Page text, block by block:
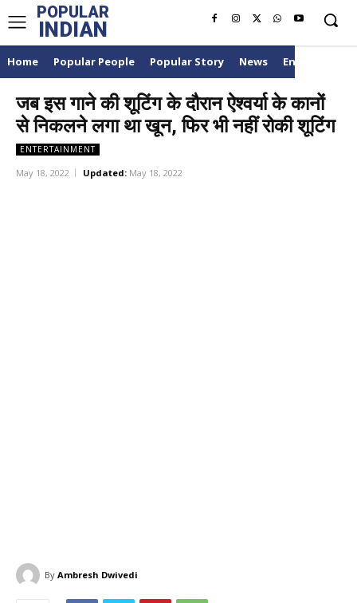
POPULAR
INDIAN
Home Popular People Popular Story News
जब इस गाने की शूटिंग के दौरान ऐश्वर्या के कानों
से निकलने लगा था खून, फिर भी नहीं रोकी शूटिंग
ENTERTAINMENT
May 18, 2022 Updated: May 18, 2022
By Ambresh Dwivedi